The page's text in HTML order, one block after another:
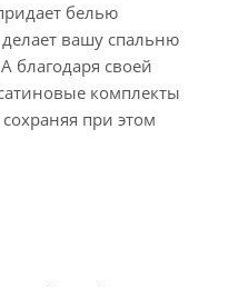
белью
вашу спальню
благодаря своей
комплекты
при этом